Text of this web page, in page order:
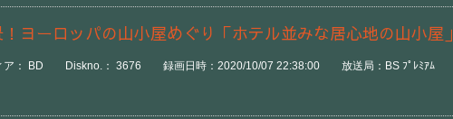
ヨーロッパの山小屋めぐり「ホテル並みな居心地の山小屋」
ア： BD Diskno.： 3676 録画日時：2020/10/07 22:38:00 放送局：BS ﾌﾟﾚﾐｱﾑ